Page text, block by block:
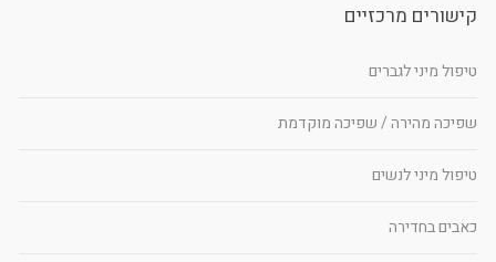
קישורים מרכזיים
טיפול מיני לגברים
שפיכה מהירה / שפיכה מוקדמת
טיפול מיני לנשים
כאבים בחדירה